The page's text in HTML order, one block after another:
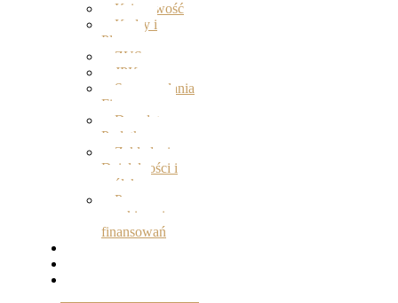
Księgowość
Kadry i
Płace
ZUS
JPK
Sprawozdania
Finansowe
Doradztwo
Podatkowe
Zakładanie
Działalności i
spółek
Pomoc w
uzyskiwaniu
finansowań